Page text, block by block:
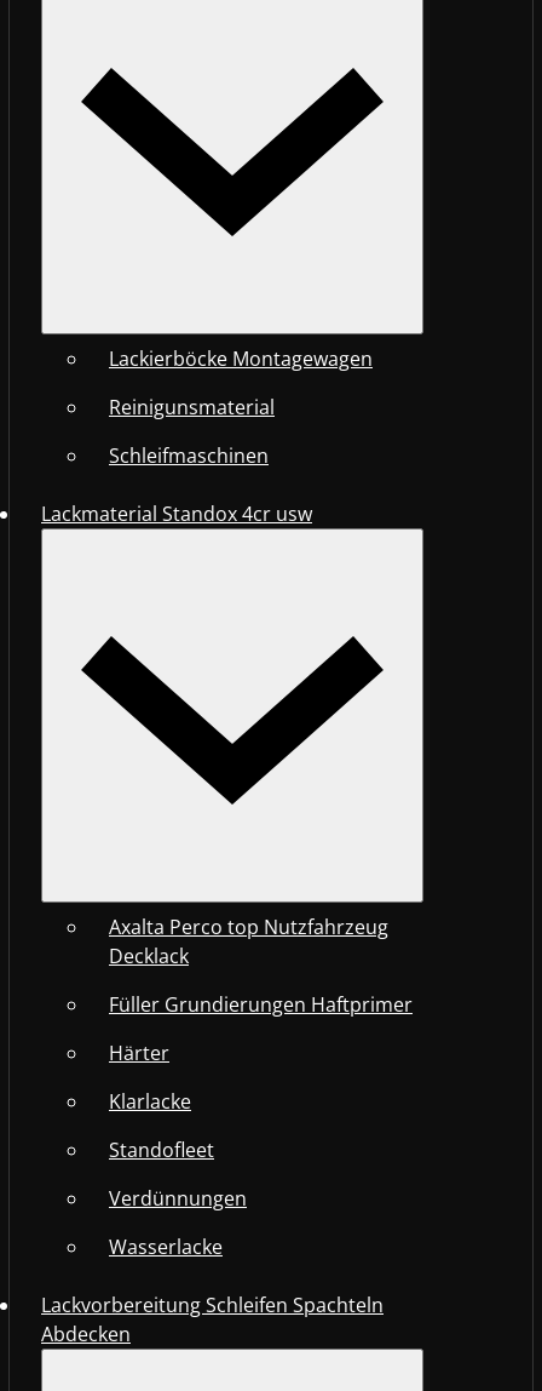
Lackierböcke Montagewagen
Reinigunsmaterial
Schleifmaschinen
Lackmaterial Standox 4cr usw
Axalta Perco top Nutzfahrzeug
Decklack
Füller Grundierungen Haftprimer
Härter
Klarlacke
Standofleet
Verdünnungen
Wasserlacke
Lackvorbereitung Schleifen Spachteln
Abdecken